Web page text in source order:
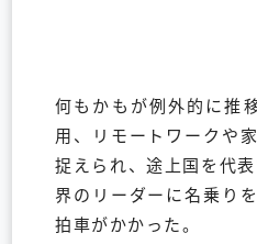
何もかもが例外的に推
用、リモートワークや
捉えられ、途上国を代
界のリーダーに名乗り
拍車がかかった。